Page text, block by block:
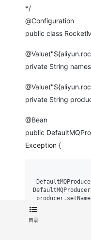
*/
@Configuration
public class
private String
private String
@Bean
public
Exception {
// 设置发送超时时间
// 设置重试次数
目录